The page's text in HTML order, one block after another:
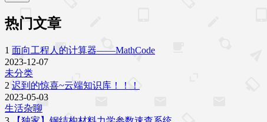
热门文章
1 面向工程人的计算器——MathCode
2023-12-07
未分类
2 迟到的惊喜~云端知识库！！！
2023-05-03
生活杂聊